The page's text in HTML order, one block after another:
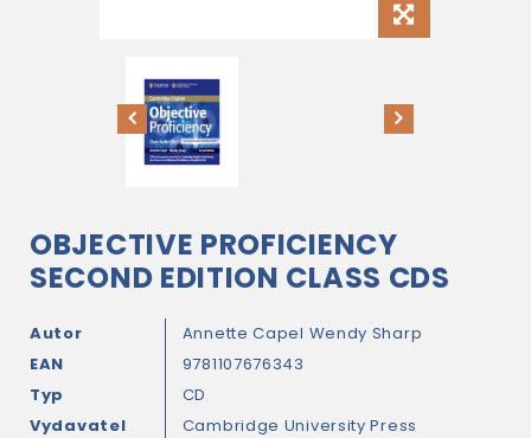
OBJECTIVE PROFICIENCY
SECOND EDITION CLASS CDS
Autor Annette Capel Wendy Sharp
EAN
9781107676343
Typ
CD
Vydavatel
Cambridge University Press